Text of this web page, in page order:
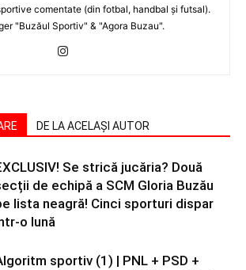
comentate (din fotbal, handbal şi futsal).
"Buzăul Sportiv" & "Agora Buzau".
DE LA ACELAȘI AUTOR
Se strică jucăria? Două
de echipă a SCM Gloria Buzău
lista neagră! Cinci sporturi dispar
o lună
sportiv (1) | PNL + PSD +